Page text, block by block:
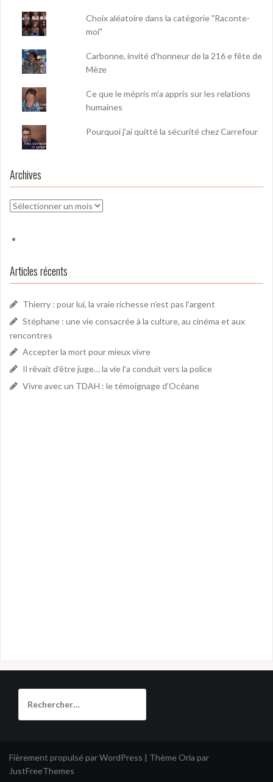
Choix aléatoire dans la catégorie "Raconte-
moi"
Carbonne, invité d'honneur de la 216 e fête de
Mèze
Ce que le mépris m’a appris sur les relations
humaines
Pourquoi j'ai quitté la sécurité chez Carrefour
Archives
Archives
Articles récents
Thierry : pour lui, la vraie richesse n’est pas l’argent
Stéphane : une vie consacrée à la culture, au cinéma et aux
rencontres
Accepter la mort pour mieux vivre
Il rêvait d’être juge… la vie l’a conduit vers la police
Vivre avec un TDAH : le témoignage d’Océane
Fièrement propulsé par WordPress | Thème Oria par
JustFreeThemes